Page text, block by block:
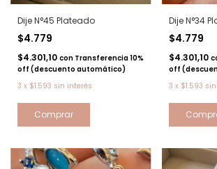
Dije N°45 Plateado
$4.779
$4.301,10 con Transferencia 10%
off (descuento automático)
3 x $1.593 sin interés
Dije N°34
$4.779
$4.301,10
off
3 x $1.593